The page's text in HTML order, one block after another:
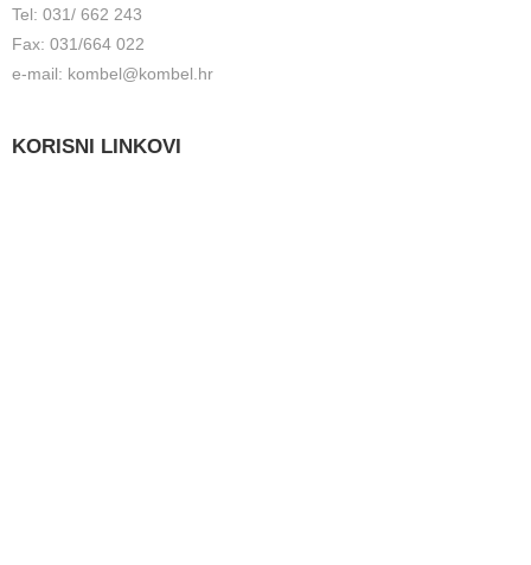
Tel: 031/ 662 243
Fax: 031/664 022
e-mail: kombel@kombel.hr
KORISNI LINKOVI